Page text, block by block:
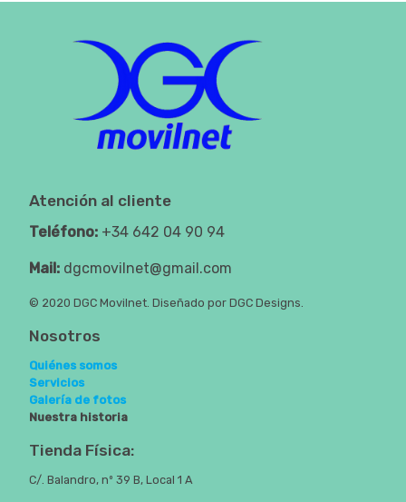
Atención al cliente
Teléfono: +34 642 04 90 94
Mail: dgcmovilnet@gmail.com
© 2020 DGC Movilnet. Diseñado por DGC Designs.
Nosotros
Quiénes somos
Servicios
Galería de fotos
Nuestra historia
Tienda Física:
C/. Balandro, nº 39 B, Local 1 A